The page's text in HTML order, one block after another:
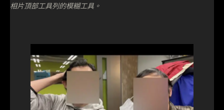
相片頂部工具列的模糊工具。